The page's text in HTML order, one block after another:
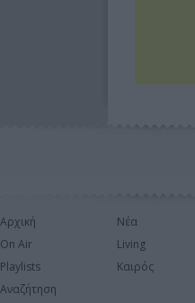
Αρχική
On Air
Playlists
Αναζήτηση
Νέα
Living
Καιρός